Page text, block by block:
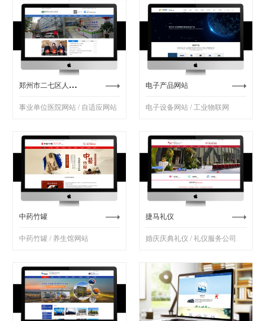
郑州市二七区人民医院
事业单位医院网站 / 自适应网站
电子产品网站
电子设备网站 / 工业物联网
中药竹罐
中药竹罐 / 养生馆网站
捷马礼仪
婚庆庆典礼仪 / 礼仪服务公司